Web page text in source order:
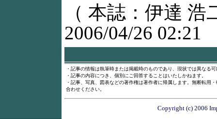
（ 本誌：伊達 浩
2006/04/26 02:21
・記事の情報は執筆時または掲載時のものであり、現状では異なる
・記事の内容につき、個別にご回答することはいたしかねます。
・記事、写真、図表などの著作権は著作者に帰属します。無断転用
合わせください。
Copyright (c) 2006